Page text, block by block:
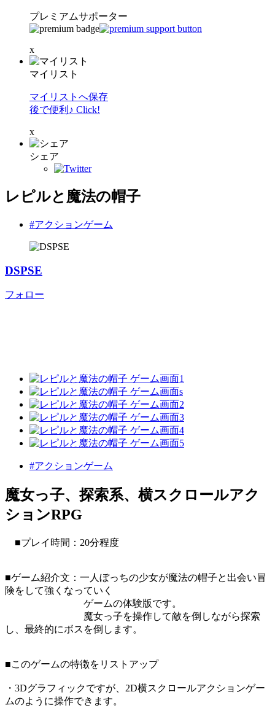
プレミアムサポーター
x
マイリスト
マイリストへ保存
後で便利♪ Click!
x
シェア
レピルと魔法の帽子
#アクションゲーム
DSPSE
フォロー
#アクションゲーム
魔女っ子、探索系、横スクロールアク
ションRPG
■プレイ時間：20分程度
■ゲーム紹介文：一人ぼっちの少女が魔法の帽子と出会い冒
険をして強くなっていく
ゲームの体験版です。
魔女っ子を操作して敵を倒しながら探索
し、最終的にボスを倒します。
■このゲームの特徴をリストアップ
・3Dグラフィックですが、2D横スクロールアクションゲー
ムのように操作できます。